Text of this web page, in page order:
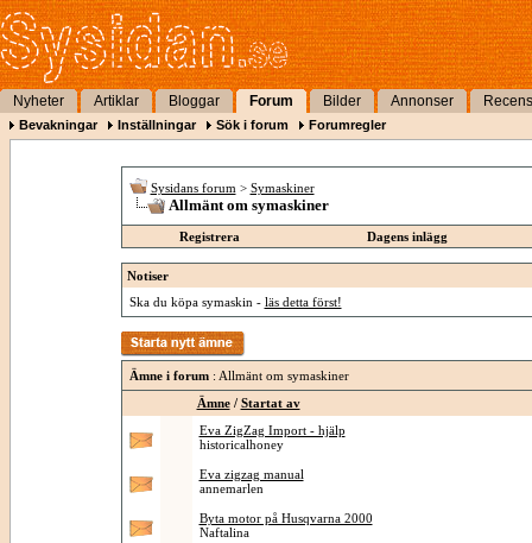
Nyheter Artiklar Bloggar Forum Bilder Annonser
Bevakningar Inställningar Sök i forum Forumregler
Sysidans forum > Symaskiner
Allmänt om symaskiner
Registrera Dagens inlägg
Notiser
Ska du köpa symaskin - läs detta först!
Ämne i forum: Allmänt om symaskiner
Ämne/ Startat av
Eva ZigZag Import - hjälp
historicalhoney
Eva zigzag manual
annemarlen
Byta motor på Husqvarna 2000
Naftalina